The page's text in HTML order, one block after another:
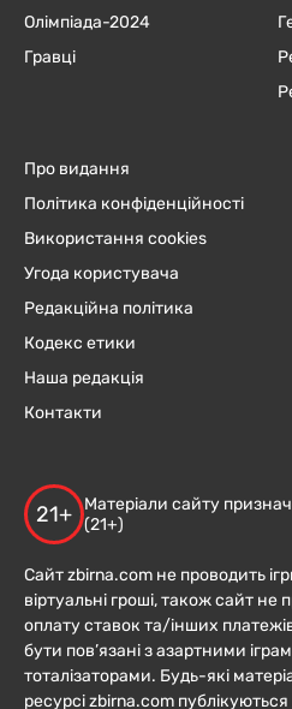
Олімпіада-2024
Гравці
Про видання
Політика конфіденційності
Використання cookies
Угода користувача
Редакційна політика
Кодекс етики
Наша редакція
Контакти
21+
Матеріали сайту
(21+)
Сайт zbirna.com не проводить
віртуальні гроші, також сайт не
оплату ставок та/інших
бути пов’язані з азартними
тоталізаторами. Будь-які
ресурсі zbirna.com